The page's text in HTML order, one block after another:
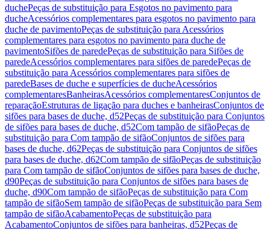
duchePeças de substituição para Esgotos no pavimento para
ducheAcessórios complementares para esgotos no pavimento para
duche de pavimentoPeças de substituição para Acessórios
complementares para esgotos no pavimento para duche de
pavimentoSifões de paredePeças de substituição para Sifões de
paredeAcessórios complementares para sifões de paredePeças de
substituição para Acessórios complementares para sifões de
paredeBases de duche e superfícies de ducheAcessórios
complementaresBanheirasAcessórios complementaresConjuntos de
reparaçãoEstruturas de ligação para duches e banheirasConjuntos de
sifões para bases de duche, d52Peças de substituição para Conjuntos
de sifões para bases de duche, d52Com tampão de sifãoPeças de
substituição para Com tampão de sifãoConjuntos de sifões para
bases de duche, d62Peças de substituição para Conjuntos de sifões
para bases de duche, d62Com tampão de sifãoPeças de substituição
para Com tampão de sifãoConjuntos de sifões para bases de duche,
d90Peças de substituição para Conjuntos de sifões para bases de
duche, d90Com tampão de sifãoPeças de substituição para Com
tampão de sifãoSem tampão de sifãoPeças de substituição para Sem
tampão de sifãoAcabamentoPeças de substituição para
AcabamentoConjuntos de sifões para banheiras, d52Peças de